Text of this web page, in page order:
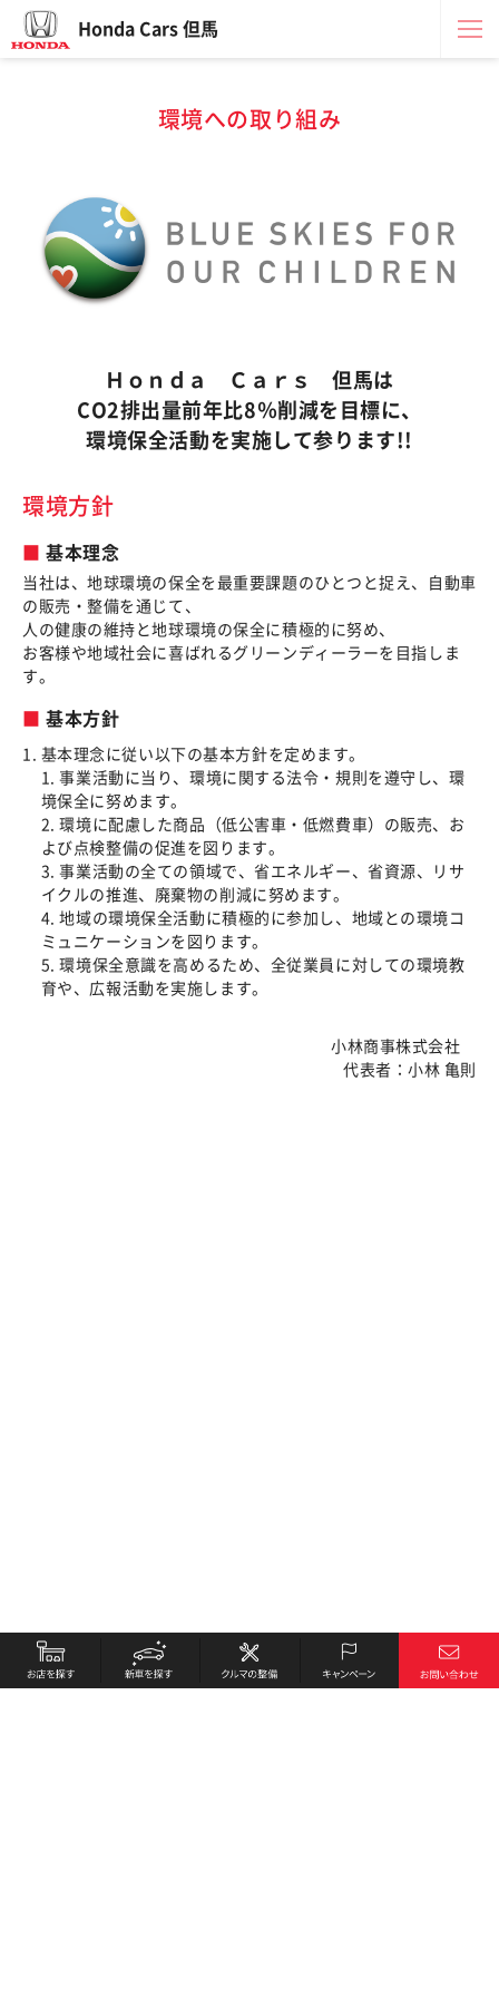
Honda Cars 但馬
環境への取り組み
Ｈｏｎｄａ Ｃａｒｓ 但馬は
CO2排出量前年比8％削減を目標に、
環境保全活動を実施して参ります!!
環境方針
基本理念
当社は、地球環境の保全を最重要課題のひとつと捉え、自動車
の販売・整備を通じて、
人の健康の維持と地球環境の保全に積極的に努め、
お客様や地域社会に喜ばれるグリーンディーラーを目指しま
す。
基本方針
基本理念に従い以下の基本方針を定めます。
1. 事業活動に当り、環境に関する法令・規則を遵守し、環
境保全に努めます。
2. 環境に配慮した商品（低公害車・低燃費車）の販売、お
よび点検整備の促進を図ります。
3. 事業活動の全ての領域で、省エネルギー、省資源、リサ
イクルの推進、廃棄物の削減に努めます。
4. 地域の環境保全活動に積極的に参加し、地域との環境コ
ミュニケーションを図ります。
5. 環境保全意識を高めるため、全従業員に対しての環境教
育や、広報活動を実施します。
小林商事株式会社
代表者：小林 亀則